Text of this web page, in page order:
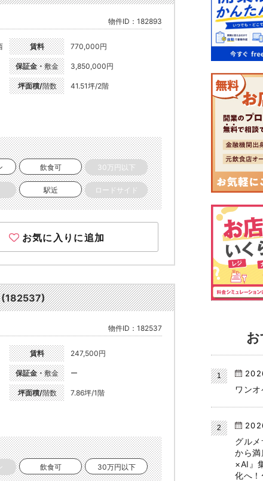
物件ID：182893
賃料 770,000円
保証金・敷金 3,850,000円
坪面積/階数 41.51坪/2階
飲食可 30万円以下
駅近 ロードサイド
お気に入りに追加
(182537)
物件ID：182537
賃料 247,500円
保証金・敷金 ー
坪面積/階数 7.86坪/1階
飲食可 30万円以下
ワン
グル
から
×AI』
化へ！